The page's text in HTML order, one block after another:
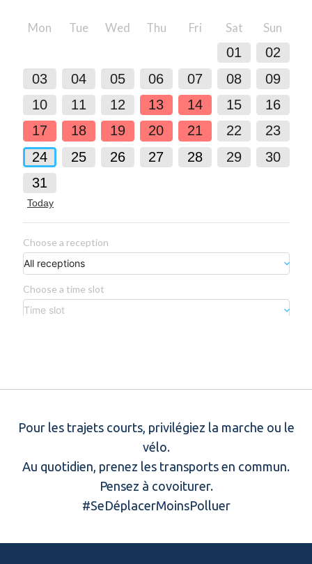
Pour les trajets courts, privilégiez la marche ou le
vélo.
Au quotidien, prenez les transports en commun.
Pensez à covoiturer.
#SeDéplacerMoinsPolluer